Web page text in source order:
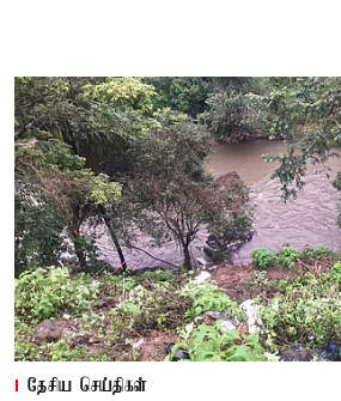
தேசிய செய்திகள்